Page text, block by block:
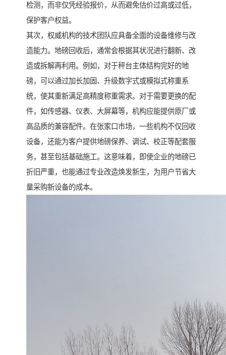
检测，而非仅凭经验报价，从而避免估价过高或过低，
保护客户权益。
其次，权威机构的技术团队应具备全面的设备维修与改
造能力。地磅回收后，通常会根据其状况进行翻新、改
造或拆解再利用。例如，对于秤台主体结构完好的地
磅，可以通过加长加固、升级数字式或模拟式称重系
统，使其重新满足高精度称重需求。对于需要更换的配
件，如传感器、仪表、大屏幕等，机构应能提供原厂或
高品质的兼容配件。在张家口市场，一些机构不仅回收
设备，还能为客户提供地磅保养、调试、校正等配套服
务，甚至包括基础施工。这意味着，即使企业的地磅已
折旧严重，也能通过专业改造焕发新生，为用户节省大
量采购新设备的成本。